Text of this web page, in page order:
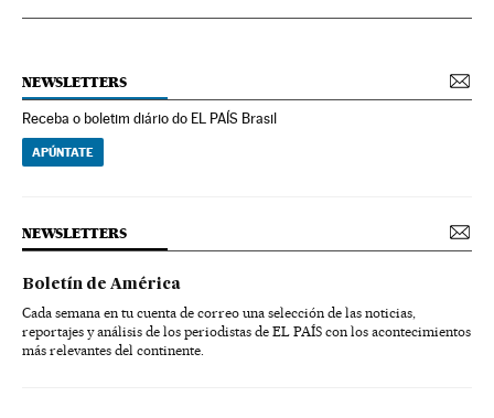
NEWSLETTERS
Receba o boletim diário do EL PAÍS Brasil
APÚNTATE
NEWSLETTERS
Boletín de América
Cada semana en tu cuenta de correo una selección de las noticias,
reportajes y análisis de los periodistas de EL PAÍS con los acontecimientos
más relevantes del continente.